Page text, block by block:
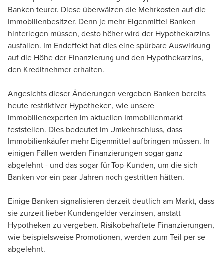
Banken teurer. Diese überwälzen die Mehrkosten auf die
Immobilienbesitzer. Denn je mehr Eigenmittel Banken
hinterlegen müssen, desto höher wird der Hypothekarzins
ausfallen. Im Endeffekt hat dies eine spürbare Auswirkung
auf die Höhe der Finanzierung und den Hypothekarzins,
den Kreditnehmer erhalten.
Angesichts dieser Änderungen vergeben Banken bereits
heute restriktiver Hypotheken, wie unsere
Immobilienexperten im aktuellen Immobilienmarkt
feststellen. Dies bedeutet im Umkehrschluss, dass
Immobilienkäufer mehr Eigenmittel aufbringen müssen. In
einigen Fällen werden Finanzierungen sogar ganz
abgelehnt - und das sogar für Top-Kunden, um die sich
Banken vor ein paar Jahren noch gestritten hätten.
Einige Banken signalisieren derzeit deutlich am Markt, dass
sie zurzeit lieber Kundengelder verzinsen, anstatt
Hypotheken zu vergeben. Risikobehaftete Finanzierungen,
wie beispielsweise Promotionen, werden zum Teil per se
abgelehnt.